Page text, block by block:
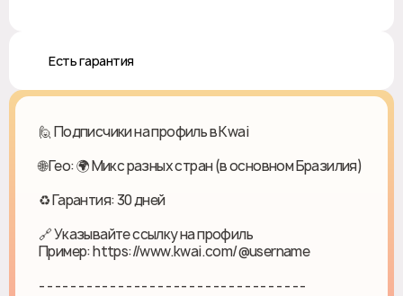
♻️ Есть гарантия
🙋 Подписчики на профиль в Kwai
🌐 Гео: 🌍 Микс разных стран (в основном Бразилия)
♻ Гарантия: 30 дней
🔗 Указывайте ссылку на профиль
Пример: https://www.kwai.com/@username
- - - - - - - - - - - - - - - - - - - - - - - - - - - - - - - - - -